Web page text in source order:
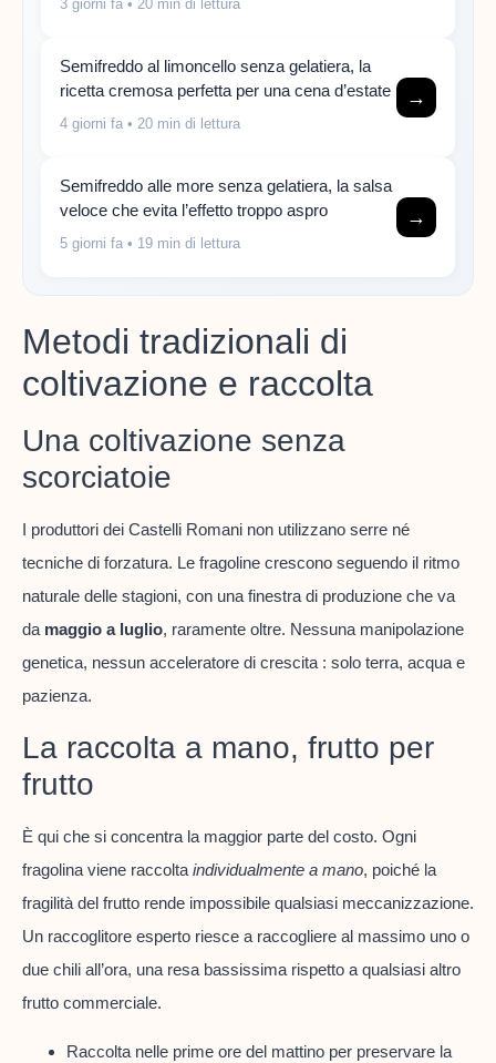
3 giorni fa • 20 min di lettura
Semifreddo al limoncello senza gelatiera, la
ricetta cremosa perfetta per una cena d’estate
4 giorni fa • 20 min di lettura
→
Semifreddo alle more senza gelatiera, la salsa
veloce che evita l’effetto troppo aspro
5 giorni fa • 19 min di lettura
→
Metodi tradizionali di
coltivazione e raccolta
Una coltivazione senza
scorciatoie
I produttori dei Castelli Romani non utilizzano serre né
tecniche di forzatura. Le fragoline crescono seguendo il ritmo
naturale delle stagioni, con una finestra di produzione che va
da maggio a luglio, raramente oltre. Nessuna manipolazione
genetica, nessun acceleratore di crescita : solo terra, acqua e
pazienza.
La raccolta a mano, frutto per
frutto
È qui che si concentra la maggior parte del costo. Ogni
fragolina viene raccolta individualmente a mano, poiché la
fragilità del frutto rende impossibile qualsiasi meccanizzazione.
Un raccoglitore esperto riesce a raccogliere al massimo uno o
due chili all’ora, una resa bassissima rispetto a qualsiasi altro
frutto commerciale.
Raccolta nelle prime ore del mattino per preservare la